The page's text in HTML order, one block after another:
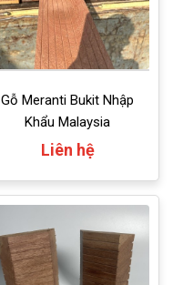
Gỗ Meranti Bukit Nhập
Khẩu Malaysia
Liên hệ